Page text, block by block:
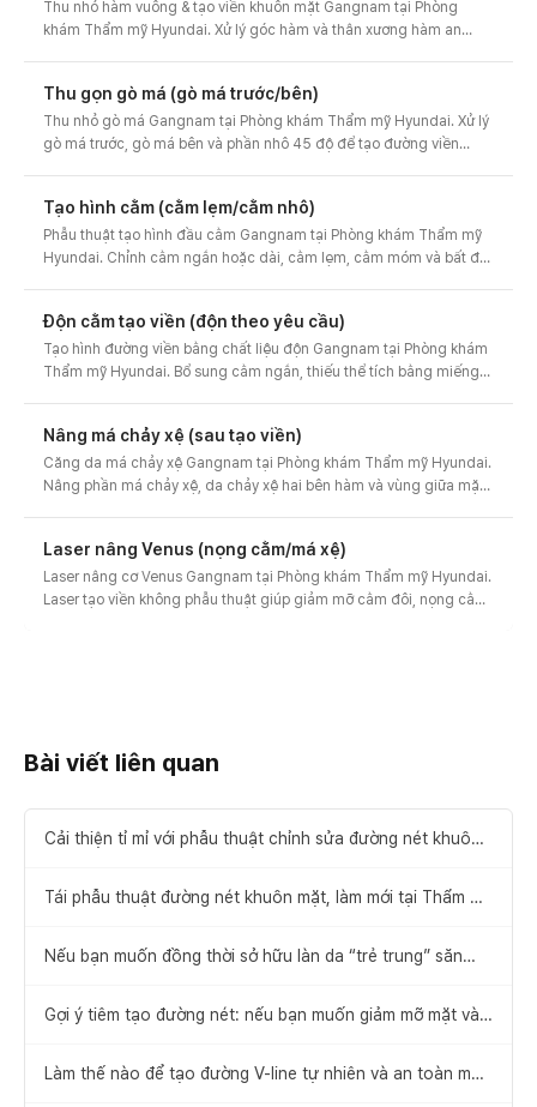
Thu nhỏ hàm vuông & tạo viền khuôn mặt Gangnam tại Phòng
khám Thẩm mỹ Hyundai. Xử lý góc hàm và thân xương hàm an
Thu gọn gò má (gò má trước/bên)
Thu nhỏ gò má Gangnam tại Phòng khám Thẩm mỹ Hyundai. Xử lý
gò má trước, gò má bên và phần nhô 45 độ để tạo đường viền
Tạo hình cằm (cằm lẹm/cằm nhô)
Phẫu thuật tạo hình đầu cằm Gangnam tại Phòng khám Thẩm mỹ
Hyundai. Chỉnh cằm ngắn hoặc dài, cằm lẹm, cằm móm và bất đối
Độn cằm tạo viền (độn theo yêu cầu)
Tạo hình đường viền bằng chất liệu độn Gangnam tại Phòng khám
Thẩm mỹ Hyundai. Bổ sung cằm ngắn, thiếu thể tích bằng miếng
Nâng má chảy xệ (sau tạo viền)
Căng da má chảy xệ Gangnam tại Phòng khám Thẩm mỹ Hyundai.
Nâng phần má chảy xệ, da chảy xệ hai bên hàm và vùng giữa mặt
Laser nâng Venus (nọng cằm/má xệ)
Laser nâng cơ Venus Gangnam tại Phòng khám Thẩm mỹ Hyundai.
Laser tạo viền không phẫu thuật giúp giảm mỡ cằm đôi, nọng cằm
Bài viết liên quan
Cải thiện tỉ mỉ với phẫu thuật chỉnh sửa đường nét khuôn
Tái phẫu thuật đường nét khuôn mặt, làm mới tại Thẩm mỹ
Nếu bạn muốn đồng thời sở hữu làn da “trẻ trung” săn
pháp căng chỉ đơn giản
Gợi ý tiêm tạo đường nét: nếu bạn muốn giảm mỡ mặt và
Làm thế nào để tạo đường V-line tự nhiên và an toàn mà